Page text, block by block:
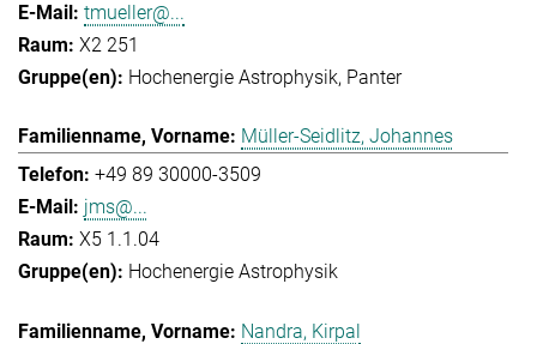
tmueller@...
X2 251
Hochenergie Astrophysik Panter
Müller-Seidlitz, Johannes
+49 89 30000-3509
jms@...
X5 1.1.04
Hochenergie Astrophysik
Nandra, Kirpal